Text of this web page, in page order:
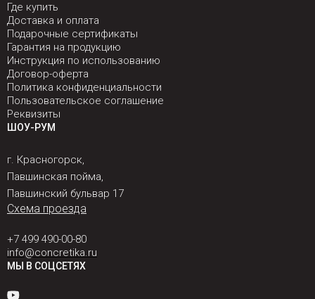
Где купить
Доставка и оплата
Подарочные сертификаты
Гарантия на продукцию
Инструкция по использованию
Договор-оферта
Политика конфиденциальности
Пользовательское соглашение
Реквизиты
ШОУ-РУМ
г. Красногорск,
Павшинская пойма,
Павшинский бульвар 17
Схема проезда
+7 499 490-00-80
info@concretika.ru
МЫ В СОЦСЕТЯХ